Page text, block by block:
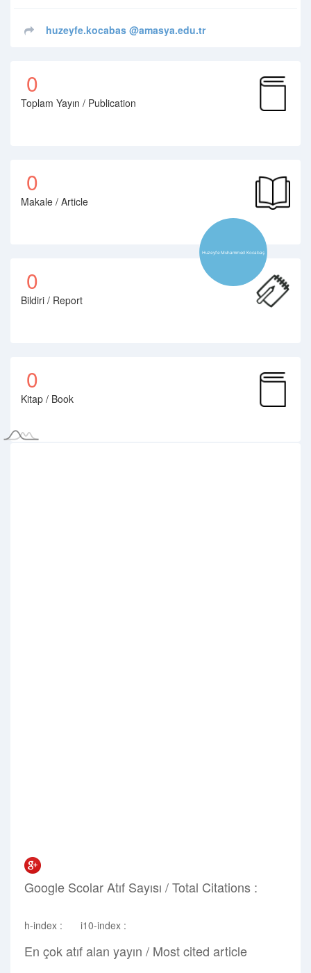
huzeyfe.kocabas @amasya.edu.tr
0
Toplam Yayın / Publication
0
Makale / Article
0
Bildiri / Report
0
Kitap / Book
Google Scolar Atıf Sayısı / Total Citations :
h-index : i10-index :
En çok atıf alan yayın / Most cited article